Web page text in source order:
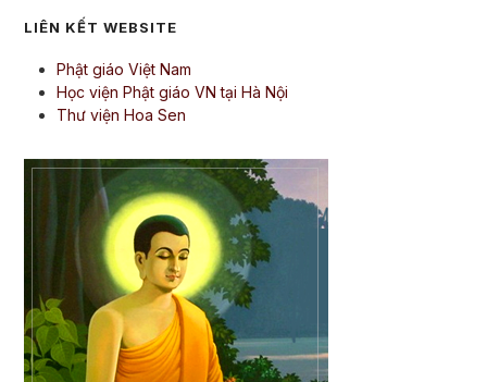
LIÊN KẾT WEBSITE
Phật giáo Việt Nam
Học viện Phật giáo VN tại Hà Nội
Thư viện Hoa Sen